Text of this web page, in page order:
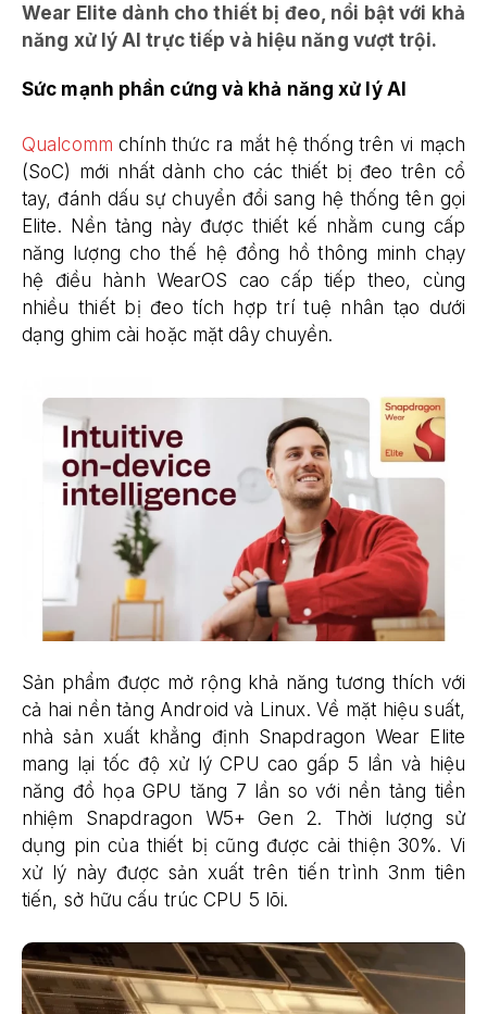
Wear Elite dành cho thiết bị đeo, nổi bật với khả
năng xử lý AI trực tiếp và hiệu năng vượt trội.
Sức mạnh phần cứng và khả năng xử lý AI
Qualcomm chính thức ra mắt hệ thống trên vi mạch
(SoC) mới nhất dành cho các thiết bị đeo trên cổ
tay, đánh dấu sự chuyển đổi sang hệ thống tên gọi
Elite. Nền tảng này được thiết kế nhằm cung cấp
năng lượng cho thế hệ đồng hồ thông minh chạy
hệ điều hành WearOS cao cấp tiếp theo, cùng
nhiều thiết bị đeo tích hợp trí tuệ nhân tạo dưới
dạng ghim cài hoặc mặt dây chuyền.
Sản phẩm được mở rộng khả năng tương thích với
cả hai nền tảng Android và Linux. Về mặt hiệu suất,
nhà sản xuất khẳng định Snapdragon Wear Elite
mang lại tốc độ xử lý CPU cao gấp 5 lần và hiệu
năng đồ họa GPU tăng 7 lần so với nền tảng tiền
nhiệm Snapdragon W5+ Gen 2. Thời lượng sử
dụng pin của thiết bị cũng được cải thiện 30%. Vi
xử lý này được sản xuất trên tiến trình 3nm tiên
tiến, sở hữu cấu trúc CPU 5 lõi.